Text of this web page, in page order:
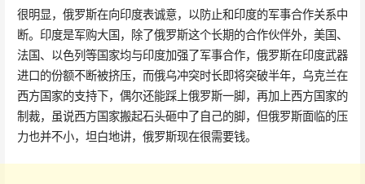
很明显，俄罗斯在向印度表诚意，以防止和印度的军事合作关系中
断。印度是军购大国，除了俄罗斯这个长期的合作伙伴外，美国、
法国、以色列等国家均与印度加强了军事合作，俄罗斯在印度武器
进口的份额不断被挤压，而俄乌冲突时长即将突破半年，乌克兰在
西方国家的支持下，偶尔还能踩上俄罗斯一脚，再加上西方国家的
制裁，虽说西方国家搬起石头砸中了自己的脚，但俄罗斯面临的压
力也并不小，坦白地讲，俄罗斯现在很需要钱。